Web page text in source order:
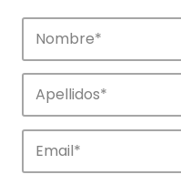
Noticias